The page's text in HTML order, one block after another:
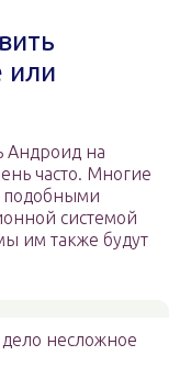
или
Андроид на
часто. Многие
подобными
системой
им также будут
несложное